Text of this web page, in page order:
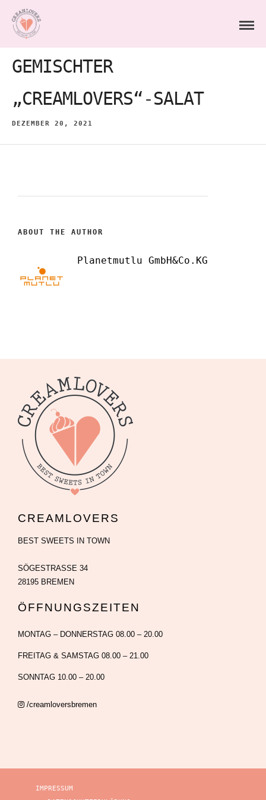
GEMISCHTER
„CREAMLOVERS“-SALAT
DEZEMBER 20, 2021
ABOUT THE AUTHOR
Planetmutlu GmbH&Co.KG
CREAMLOVERS
BEST SWEETS IN TOWN
SÖGESTRASSE 34
28195 BREMEN
ÖFFNUNGSZEITEN
MONTAG – DONNERSTAG 08.00 – 20.00
FREITAG & SAMSTAG 08.00 – 21.00
SONNTAG 10.00 – 20.00
/creamloversbremen
IMPRESSUM